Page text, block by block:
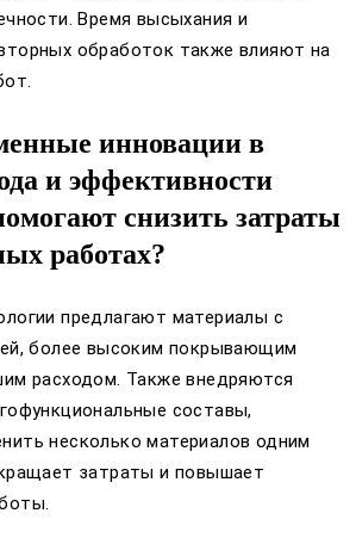
Время высыхания и
обработок также влияют на
инновации в
и эффективности
снизить затраты
работах?
предлагают материалы с
более высоким покрывающим
расходом. Также внедряются
составы,
несколько материалов одним
затраты и повышает